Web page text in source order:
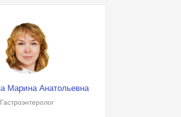
Марина Анатольевна
Гастроэнтеролог